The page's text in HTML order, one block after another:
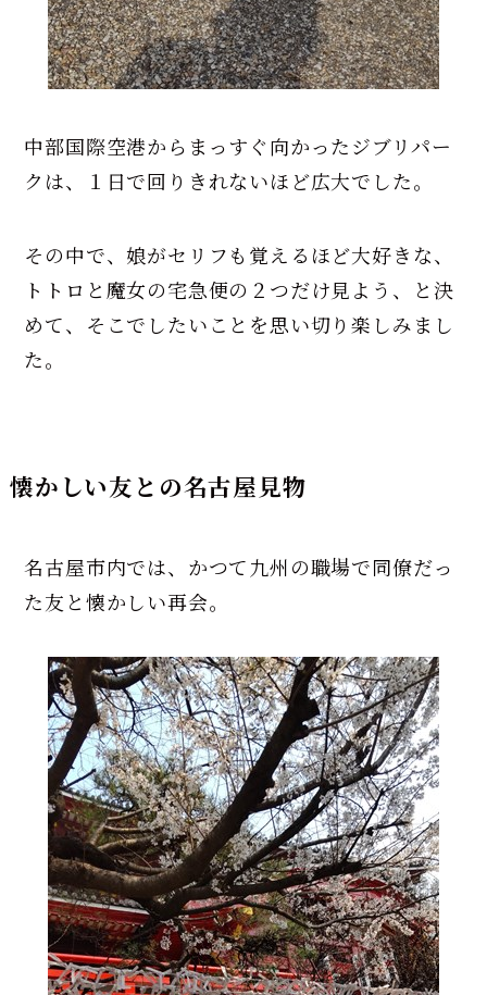
中部国際空港からまっすぐ向かったジブリパー
クは、１日で回りきれないほど広大でした。
その中で、娘がセリフも覚えるほど大好きな、
トトロと魔女の宅急便の２つだけ見よう、と決
めて、そこでしたいことを思い切り楽しみまし
た。
懐かしい友との名古屋見物
名古屋市内では、かつて九州の職場で同僚だっ
た友と懐かしい再会。